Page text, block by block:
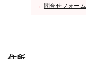
→ 問合せフォーム